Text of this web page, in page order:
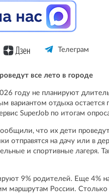
Телеграм
все лето в городе
году не планируют
вариантом отдыха остается
SuperJob по итогам
что их дети
отправятся на дачу или в
и спортивные лагеря.
9% родителей. Еще 4%
маршрутам России.